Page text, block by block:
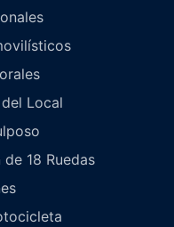
Local
18 Ruedas